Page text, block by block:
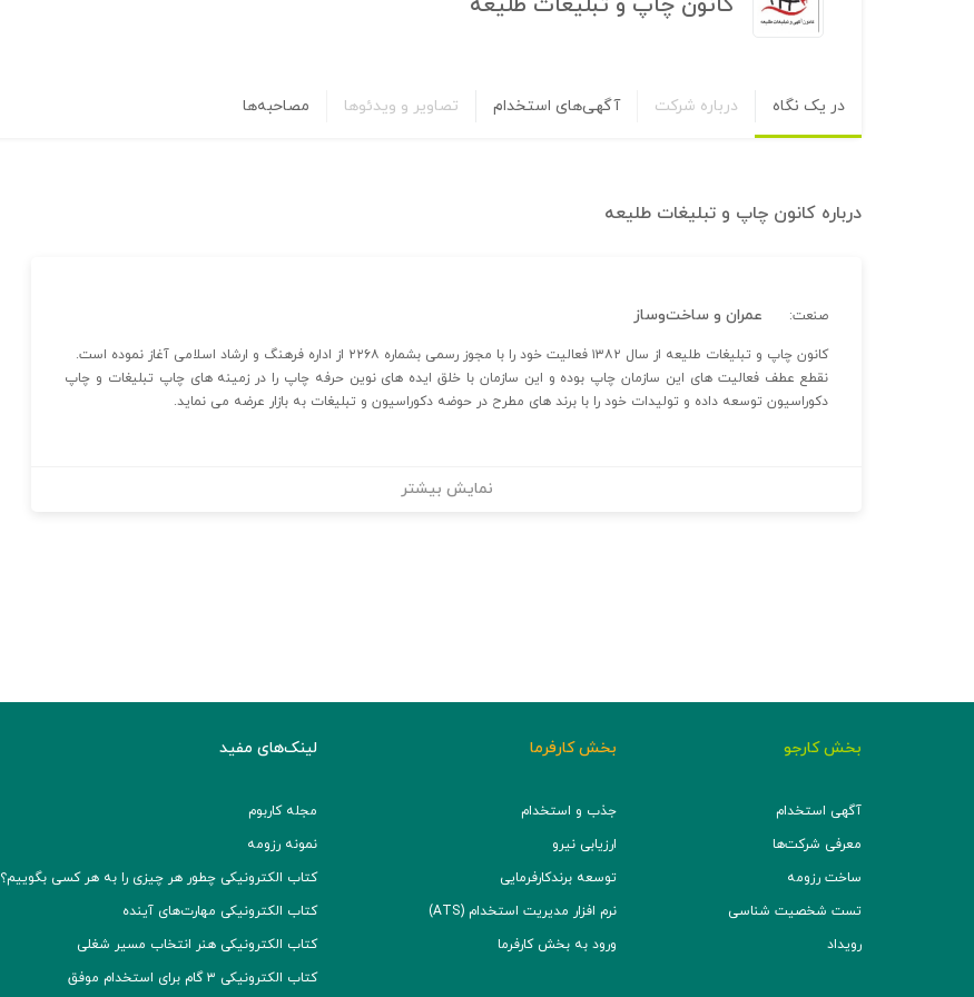
در یک نگاه درباره شرکت آگهی‌های استخدام تصاویر و ویدئوها مصاحبه‌ها
درباره کانون چاپ و تبلیغات طلیعه
صنعت: عمران و ساخت‌وساز
کانون چاپ و تبلیغات طلیعه از سال ۱۳۸۲ فعالیت خود را با مجوز رسمی بشماره ۲۲۶۸ از اداره فرهنگ و ارشاد اسلامی آغاز نموده است.
نقطع عطف فعالیت های این سازمان چاپ بوده و این سازمان با خلق ایده های نوین حرفه چاپ را در زمینه های چاپ تبلیغات و چاپ
دکوراسیون توسعه داده و تولیدات خود را با برند های مطرح در حوضه دکوراسیون و تبلیغات به بازار عرضه می نماید.
نمایش بیشتر
بخش کارجو
آگهی استخدام
معرفی شرکت‌ها
ساخت رزومه
تست شخصیت شناسی
رویداد
بخش کارفرما
جذب و استخدام
ارزیابی نیرو
توسعه برند‌کارفرمایی
نرم افزار مدیریت استخدام (ATS)
ورود به بخش کارفرما
لینک‌های مفید
مجله کاربوم
نمونه رزومه
کتاب الکترونیکی چطور هر چیزی را به هر کسی بگوییم؟
کتاب الکترونیکی مهارت‌های آینده
کتاب الکترونیکی هنر انتخاب مسیر شغلی
کتاب الکترونیکی ۳ گام برای استخدام موفق